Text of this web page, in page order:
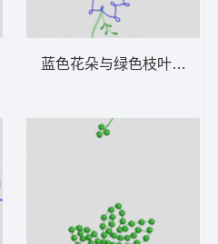
蓝色花朵与绿色枝叶刺绣